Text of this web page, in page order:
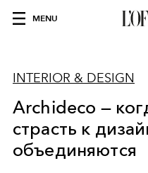
MENU
INTERIOR & DESIGN
Archideco —
страсть к
объединяются